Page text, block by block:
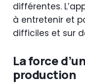
différentes.
à entretenir et
difficiles et sur
La force
production